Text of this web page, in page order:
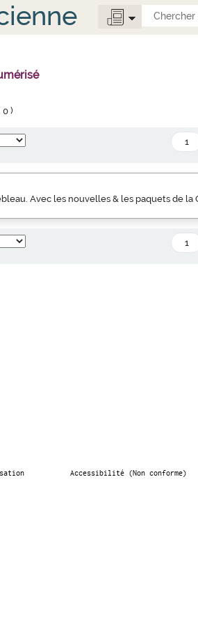
0 )
Avec les nouvelles & les paquets de la
Accessibilité (Non conforme)